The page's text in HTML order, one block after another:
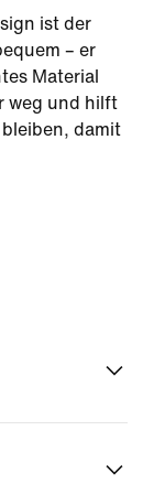
ist der
– er
Material
weg und hilft
damit